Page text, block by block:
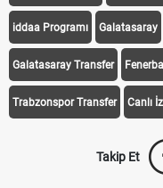
iddaa Programı Galatasaray
Galatasaray Transfer
Trabzonspor Transfer Canlı
Takip Et